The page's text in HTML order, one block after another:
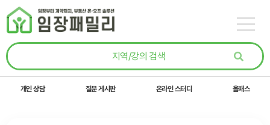
콘텐츠로
건너뛰기
개인 상담 질문 게시판 온라인 스터디 올패스